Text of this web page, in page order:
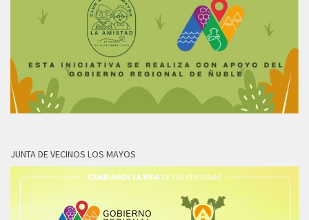
JUNTA DE VECINOS LOS MAYOS